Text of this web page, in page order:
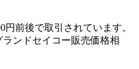
円前後で取引されています。
ランドセイコー販売価格相